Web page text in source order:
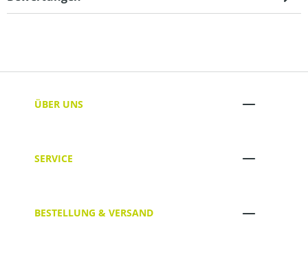
ÜBER UNS
SERVICE
BESTELLUNG & VERSAND